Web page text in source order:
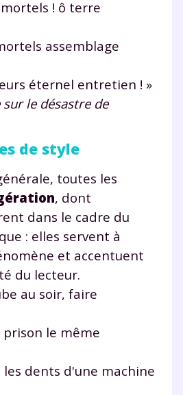
! ô terre
assemblage
éternel entretien ! »
sur le désastre de
de style
toutes les
, dont
dans le cadre du
: elles servent à
et accentuent
du lecteur.
au soir, faire
le même
les dents d'une machine